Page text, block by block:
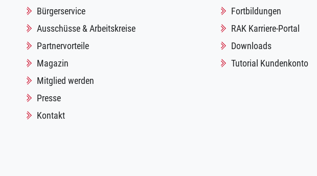
Bürgerservice
Ausschüsse & Arbeitskreise
Partnervorteile
Magazin
Mitglied werden
Presse
Kontakt
Fortbildungen
RAK Karriere-Portal
Downloads
Tutorial Kundenkonto